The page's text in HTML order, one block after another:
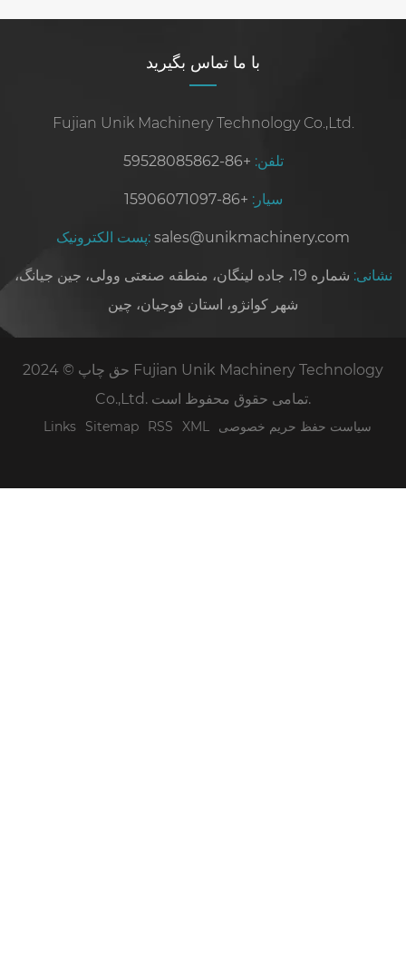
با ما تماس بگیرید
Fujian Unik Machinery Technology Co.,Ltd.
تلفن: +86-59528085862
سیار: +86-15906071097
پست الکترونیک: sales@unikmachinery.com
نشانی:
شماره 19، جاده لینگان، منطقه صنعتی وولی، جین جیانگ،
شهر کوانژو، استان فوجیان، چین
حق چاپ © 2024 Fujian Unik Machinery Technology
Co.,Ltd. تمامی حقوق محفوظ است.
Links Sitemap RSS XML سیاست حفظ حریم خصوصی